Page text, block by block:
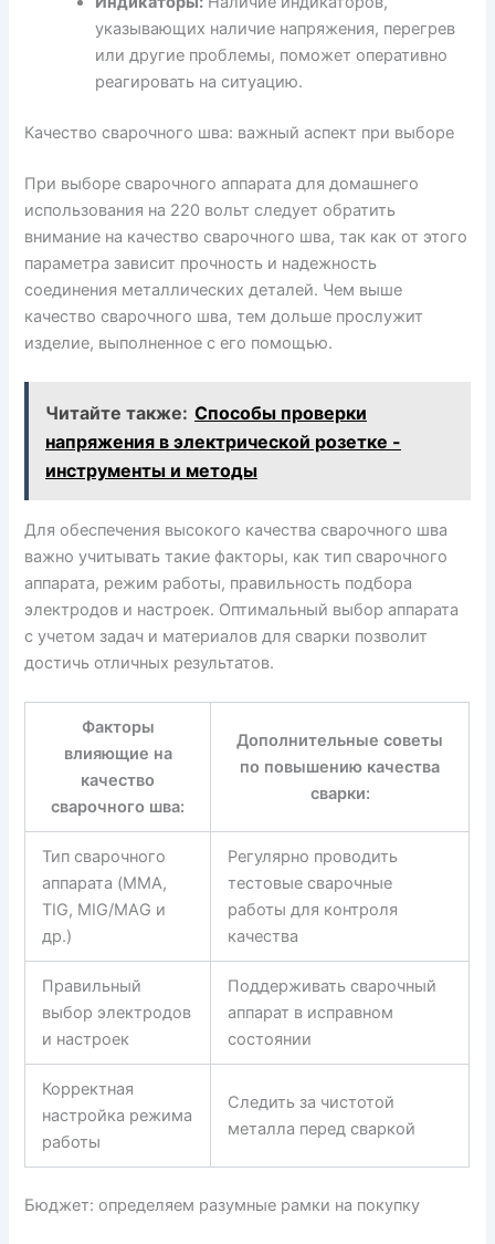
указывающих наличие напряжения, перегрев
или другие проблемы, поможет оперативно
реагировать на ситуацию.
Качество сварочного шва: важный аспект при выборе
При выборе сварочного аппарата для домашнего
использования на 220 вольт следует обратить
внимание на качество сварочного шва, так как от этого
параметра зависит прочность и надежность
соединения металлических деталей. Чем выше
качество сварочного шва, тем дольше прослужит
изделие, выполненное с его помощью.
Читайте также: Способы проверки
напряжения в электрической розетке -
инструменты и методы
Для обеспечения высокого качества сварочного шва
важно учитывать такие факторы, как тип сварочного
аппарата, режим работы, правильность подбора
электродов и настроек. Оптимальный выбор аппарата
с учетом задач и материалов для сварки позволит
достичь отличных результатов.
Факторы
влияющие на
качество
сварочного шва:
Дополнительные советы
по повышению качества
сварки:
Тип сварочного
аппарата (MMA,
TIG, MIG/MAG и
др.)
Регулярно проводить
тестовые сварочные
работы для контроля
качества
Правильный
выбор электродов
и настроек
Поддерживать сварочный
аппарат в исправном
состоянии
Корректная
настройка режима
работы
Следить за чистотой
металла перед сваркой
Бюджет: определяем разумные рамки на покупку